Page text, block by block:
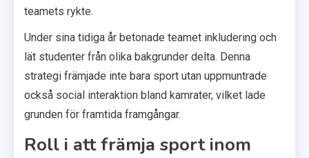
teamets rykte.
Under sina tidiga år betonade teamet inkludering och
lät studenter från olika bakgrunder delta. Denna
strategi främjade inte bara sport utan uppmuntrade
också social interaktion bland kamrater, vilket lade
grunden för framtida framgångar.
Roll i att främja sport inom